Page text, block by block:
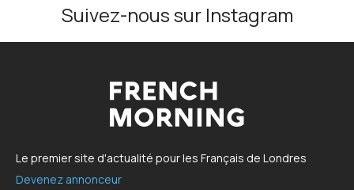
Suivez-nous sur Instagram
Le premier site d'actualité pour les Français de Londres
Devenez annonceur